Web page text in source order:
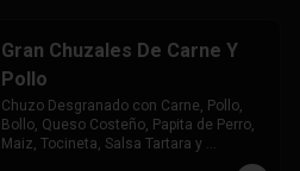
Gran Chuzales De Carne Y
Pollo
Chuzo Desgranado con Carne, Pollo,
Bollo, Queso Costeño, Papita de Perro,
Maiz, Tocineta, Salsa Tartara y